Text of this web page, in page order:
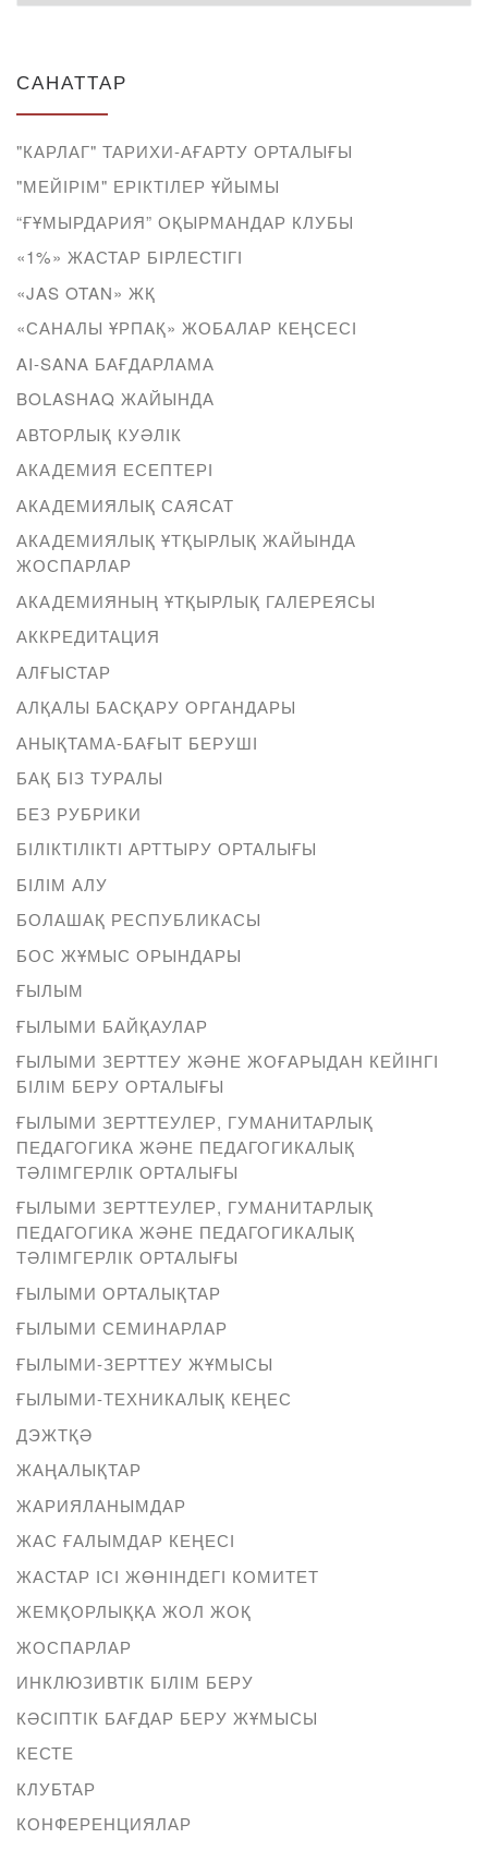
САНАТТАР
"КАРЛАГ" ТАРИХИ-АҒАРТУ ОРТАЛЫҒЫ
"МЕЙІРІМ" ЕРІКТІЛЕР ҰЙЫМЫ
“ҒҰМЫРДАРИЯ” ОҚЫРМАНДАР КЛУБЫ
«1%» ЖАСТАР БІРЛЕСТІГІ
«JAS OTAN» ЖҚ
«САНАЛЫ ҰРПАҚ» ЖОБАЛАР КЕҢСЕСІ
AI-SANA БАҒДАРЛАМА
BOLASHAQ ЖАЙЫНДА
АВТОРЛЫҚ КУӘЛІК
АКАДЕМИЯ ЕСЕПТЕРІ
АКАДЕМИЯЛЫҚ САЯСАТ
АКАДЕМИЯЛЫҚ ҰТҚЫРЛЫҚ ЖАЙЫНДА
ЖОСПАРЛАР
АКАДЕМИЯНЫҢ ҰТҚЫРЛЫҚ ГАЛЕРЕЯСЫ
АККРЕДИТАЦИЯ
АЛҒЫСТАР
АЛҚАЛЫ БАСҚАРУ ОРГАНДАРЫ
АНЫҚТАМА-БАҒЫТ БЕРУШІ
БАҚ БІЗ ТУРАЛЫ
БЕЗ РУБРИКИ
БІЛІКТІЛІКТІ АРТТЫРУ ОРТАЛЫҒЫ
БІЛІМ АЛУ
БОЛАШАҚ РЕСПУБЛИКАСЫ
БОС ЖҰМЫС ОРЫНДАРЫ
ҒЫЛЫМ
ҒЫЛЫМИ БАЙҚАУЛАР
ҒЫЛЫМИ ЗЕРТТЕУ ЖӘНЕ ЖОҒАРЫДАН КЕЙІНГІ
БІЛІМ БЕРУ ОРТАЛЫҒЫ
ҒЫЛЫМИ ЗЕРТТЕУЛЕР, ГУМАНИТАРЛЫҚ
ПЕДАГОГИКА ЖӘНЕ ПЕДАГОГИКАЛЫҚ
ТӘЛІМГЕРЛІК ОРТАЛЫҒЫ
ҒЫЛЫМИ ЗЕРТТЕУЛЕР, ГУМАНИТАРЛЫҚ
ПЕДАГОГИКА ЖӘНЕ ПЕДАГОГИКАЛЫҚ
ТӘЛІМГЕРЛІК ОРТАЛЫҒЫ
ҒЫЛЫМИ ОРТАЛЫҚТАР
ҒЫЛЫМИ СЕМИНАРЛАР
ҒЫЛЫМИ-ЗЕРТТЕУ ЖҰМЫСЫ
ҒЫЛЫМИ-ТЕХНИКАЛЫҚ КЕҢЕС
ДЭЖТҚӘ
ЖАҢАЛЫҚТАР
ЖАРИЯЛАНЫМДАР
ЖАС ҒАЛЫМДАР КЕҢЕСІ
ЖАСТАР ІСІ ЖӨНІНДЕГІ КОМИТЕТ
ЖЕМҚОРЛЫҚҚА ЖОЛ ЖОҚ
ЖОСПАРЛАР
ИНКЛЮЗИВТІК БІЛІМ БЕРУ
КӘСІПТІК БАҒДАР БЕРУ ЖҰМЫСЫ
КЕСТЕ
КЛУБТАР
КОНФЕРЕНЦИЯЛАР